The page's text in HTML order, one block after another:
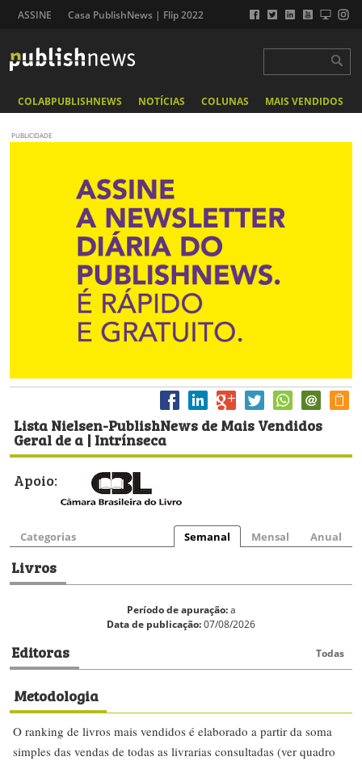
ASSINE Casa PublishNews | Flip 2022
COLABPUBLISHNEWS NOTÍCIAS COLUNAS MAIS VENDIDOS
PUBLICIDADE
Lista Nielsen-PublishNews de Mais Vendidos
Geral de a | Intrínseca
Apoio:
Categorias Semanal Mensal Anual
Livros
Período de apuração:a
Data de publicação:07/08/2026
Editoras Todas
Metodologia
O ranking de livros mais vendidos é elaborado a partir da soma
simples das vendas de todas as livrarias consultadas (ver quadro